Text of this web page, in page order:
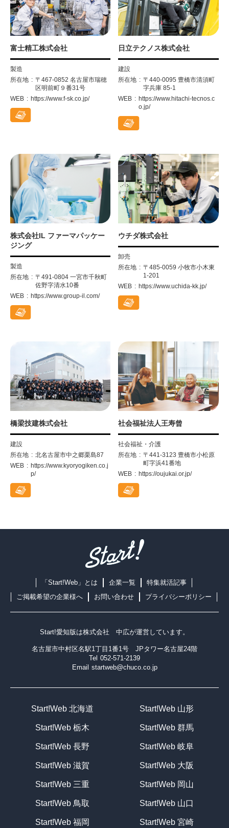
富士精工株式会社
製造
所在地
〒467-0852 名古屋市瑞穂
区明前町９番31号
WEB
https://www.f-sk.co.jp/
日立テクノス株式会社
建設
所在地
〒440-0095 豊橋市清須町
字兵庫 85-1
WEB
https://www.hitachi-tecnos.c
o.jp/
株式会社IL ファーマパッケー
ジング
製造
所在地
〒491-0804 一宮市千秋町
佐野字清水10番
WEB
https://www.group-il.com/
ウチダ株式会社
卸売
所在地
〒485-0059 小牧市小木東
1-201
WEB
https://www.uchida-kk.jp/
橋梁技建株式会社
建設
所在地
北名古屋市中之郷栗島87
WEB
https://www.kyoryogiken.co.j
p/
社会福祉法人王寿曾
社会福祉・介護
所在地
〒441-3123 豊橋市小松原
町字浜41番地
WEB
https://oujukai.or.jp/
「Start!Web」とは 企業一覧
特集就活記事
ご掲載希望の企業様へ
お問い合わせ プライバシーポリシー
Start!愛知版は株式会社 中広が運営しています。
名古屋市中村区名駅1丁目1番1号 JPタワー名古屋24階
Tel 052-571-2139
Email startweb@chuco.co.jp
Start!Web 北海道 Start!Web 山形
Start!Web 栃木 Start!Web 群馬
Start!Web 長野 Start!Web 岐阜
Start!Web 滋賀 Start!Web 大阪
Start!Web 三重 Start!Web 岡山
Start!Web 鳥取 Start!Web 山口
Start!Web 福岡 Start!Web 宮崎